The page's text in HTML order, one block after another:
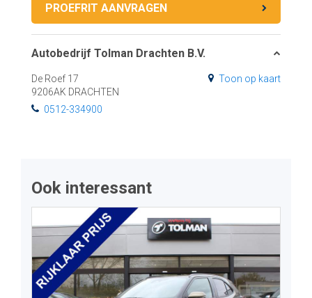
PROEFRIT AANVRAGEN
Autobedrijf Tolman Drachten B.V.
De Roef 17
9206AK DRACHTEN
0512-334900
Toon op kaart
Ook interessant